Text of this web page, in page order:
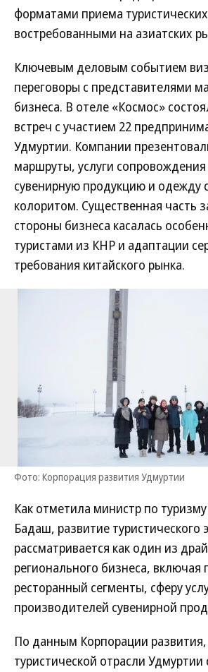
форматами приема
востребованными на азиатских
Ключевым деловым событием
переговоры с представителями
бизнеса. В отеле «Космос»
встреч с участием 22
Удмуртии. Компании
маршруты, услуги сопровождения
сувенирную продукцию и одежду
колоритом. Существенная часть
стороны бизнеса касалась
туристами из КНР и адаптации
требования китайского рынка.
Фото: Корпорация развития Удмуртии
Как отметила министр по
Бадаш, развитие туристического
рассматривается как один из
регионального бизнеса, включая
ресторанный сегменты, сферу
производителей сувенирной
По данным Корпорации развития,
туристической отрасли Удмуртии